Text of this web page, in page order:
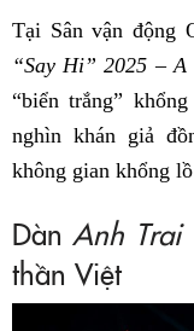
Tại Sân vận
“Say Hi” 2025 – A
“biển trắng”
nghìn khán giả
không gian khổng
DànAnh Trai
thần Việt